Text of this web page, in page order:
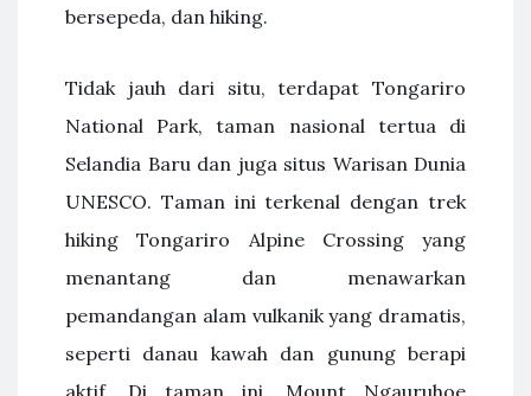
bersepeda, dan hiking.
Tidak jauh dari situ, terdapat Tongariro
National Park, taman nasional tertua di
Selandia Baru dan juga situs Warisan Dunia
UNESCO. Taman ini terkenal dengan trek
hiking Tongariro Alpine Crossing yang
menantang dan menawarkan
pemandangan alam vulkanik yang dramatis,
seperti danau kawah dan gunung berapi
aktif. Di taman ini, Mount Ngauruhoe